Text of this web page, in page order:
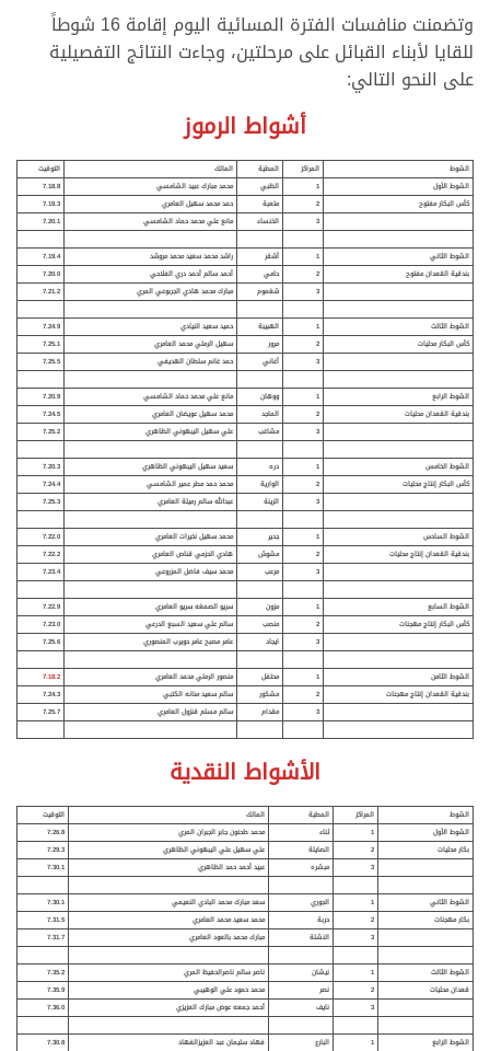
وتضمنت منافسات الفترة المسائية اليوم إقامة 16 شوطاً
للقايا لأبناء القبائل على مرحلتين، وجاءت النتائج التفصيلية
على النحو التالي:
أشواط الرموز
الشوط المراكز المطية المالك
التوقيت
الشوط الأول
1 الظبي محمد مبارك عبيد الشامسي
7.18.8
كأس البكار مفتوح
2 متعبة حمد محمد سهيل العامري
7.19.3
3
الخنساء مانع علي محمد حماد الشامسي 7.20.1
الشوط الثاني 1 أشقر راشد محمد سعيد محمد مروشد
7.19.4
بندقية القعدان مفتوح
2 حامي أحمد سالم أحمد دري الفلاحي
7.20.0
3
شغموم مبارك محمد هادي الجربوعي المري 7.21.2
الشوط الثالث 1 الهبيبة حميد سعيد النيادي
7.24.9
كأس البكار محليات
2 مرور سهيل الرملي محمد العامري
7.25.1
3
أغاني حمد غانم سلطان الهديفي 7.25.5
الشوط الرابع 1 ووهان مانع علي محمد حماد الشامسي
7.20.9
بندقية القعدان محليات
2 الماجد محمد سهيل عويضان العامري
7.24.5
3
مشاغب علي سهيل اليبهوني الظاهري 7.25.2
الشوط الخامس 1 دره سعيد سهيل اليبهوني الظاهري
7.20.3
كأس البكار إنتاج محليات
2 الوارية محمد حمد مطر عمير الشامسي
7.24.4
3
الزينة عبدالله سالم رميلة العامري 7.25.3
الشوط السادس 1 جدير محمد سهيل نخيرات العامري
7.22.0
بندقية القعدان إنتاج محليات
2 مشوش هادي الحزمي قناص العامري
7.22.2
3
مرعب محمد سيف فاضل المزروعي 7.23.4
الشوط السابع 1 مزون سريو الصمغه سريو العامري
7.22.9
كأس البكار إنتاج مهجنات
2 منصب سالم علي سعيد السبع الدرعي
7.23.0
3
ايجاد عامر مصبح عامر حويرب المنصوري 7.25.6
الشوط الثامن 1 محتفل منصور الرملي محمد العامري
7.18.2
بندقية القعدان إنتاج مهجنات
2 مشكور سالم سعيد منانه الكتبي
7.24.3
3
مقدام سالم مسلم قنزول العامري 7.25.7
الأشواط النقدية
الشوط المراكز المطية المالك
التوقيت
الشوط الأول
1 ثناء محمد طحنون جابر الجبران المري
7.26.8
بكار محليات
2 الصايلة علي سهيل علي اليبهوني الظاهري
7.29.3
3
مبشره عبيد أحمد حمد الظاهري 7.30.1
الشوط الثاني 1 الجوري سعد مبارك محمد البادي النعيمي
7.30.1
بكار مهجنات
2 حربة محمد سعيد محمد العامري
7.31.5
3
النشلة مبارك محمد بالعود العامري 7.31.7
الشوط الثالث 1 نيشان ناصر سالم ناصرالحفيظ المري
7.35.2
قعدان محليات
2 نصر محمد حمود علي الوهيبي
7.35.9
3
نايف أحمد جمعه عوض مبارك العزيزي 7.36.0
الشوط الرابع 1 البارع فهاد سليمان عبد العزيزالفهاد
7.30.8